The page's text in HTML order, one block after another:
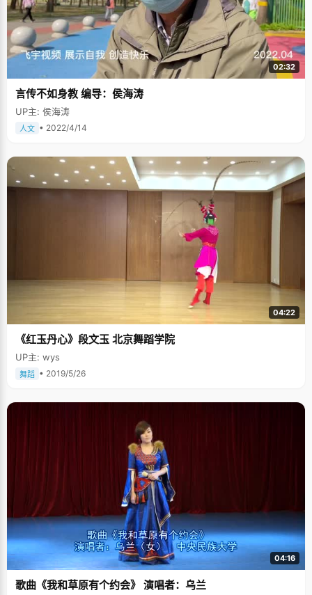
02:32
言传不如身教 编导：侯海涛
UP主: 侯海涛
人文 • 2022/4/14
04:22
《红玉丹心》段文玉 北京舞蹈学院
UP主: wys
舞蹈 • 2019/5/26
04:16
歌曲《我和草原有个约会》 演唱者：乌兰